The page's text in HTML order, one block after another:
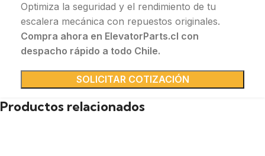
Optimiza la seguridad y el rendimiento de tu
escalera mecánica con repuestos originales.
Compra ahora en ElevatorParts.cl con
despacho rápido a todo Chile.
SOLICITAR COTIZACIÓN
Productos relacionados